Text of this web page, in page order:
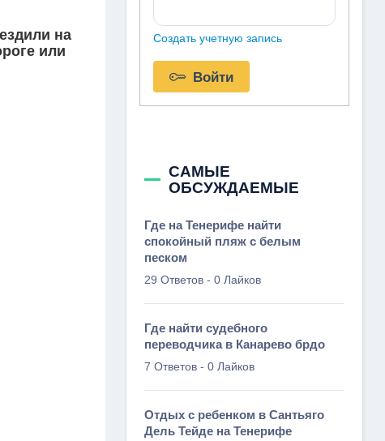
на
или
Создать учетную запись
Войти
САМЫЕ
ОБСУЖДАЕМЫЕ
Где на Тенерифе найти
спокойный пляж с белым
песком
29 Ответов -0 Лайков
Где найти судебного
переводчика в Канарево брдо
7 Ответов -0 Лайков
Отдых с ребенком в Сантьяго
Дель Тейде на Тенерифе